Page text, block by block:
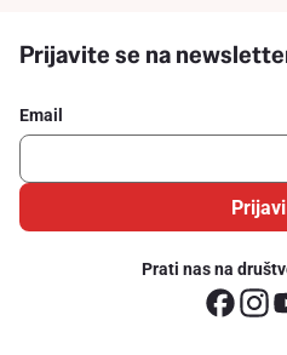
Prijavite se na
Email
Prati nas na